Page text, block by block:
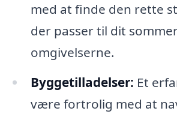
med at finde den rette
der passer til dit
omgivelserne.
Byggetilladelser: Et
være fortrolig med at